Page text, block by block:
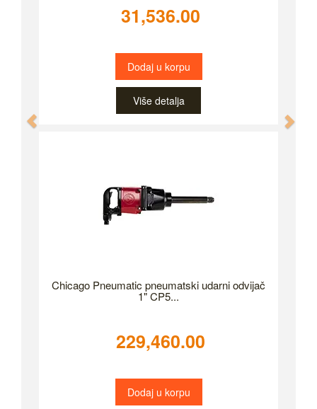
31,536.00
Dodaj u korpu
Više detalja
Chicago Pneumatic pneumatski udarni odvijač
1" CP5...
229,460.00
Dodaj u korpu